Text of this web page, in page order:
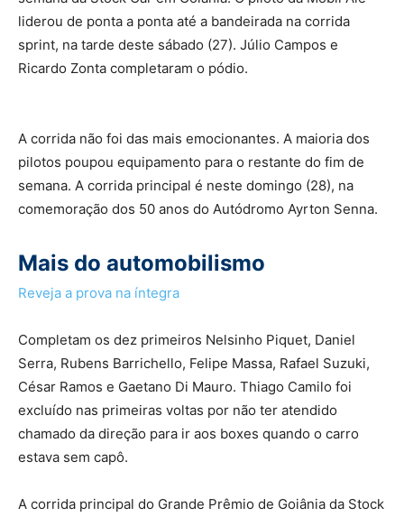
liderou de ponta a ponta até a bandeirada na corrida
sprint, na tarde deste sábado (27). Júlio Campos e
Ricardo Zonta completaram o pódio.
A corrida não foi das mais emocionantes. A maioria dos
pilotos poupou equipamento para o restante do fim de
semana. A corrida principal é neste domingo (28), na
comemoração dos 50 anos do Autódromo Ayrton Senna.
Mais do automobilismo
Reveja a prova na íntegra
Completam os dez primeiros Nelsinho Piquet, Daniel
Serra, Rubens Barrichello, Felipe Massa, Rafael Suzuki,
César Ramos e Gaetano Di Mauro. Thiago Camilo foi
excluído nas primeiras voltas por não ter atendido
chamado da direção para ir aos boxes quando o carro
estava sem capô.
A corrida principal do Grande Prêmio de Goiânia da Stock